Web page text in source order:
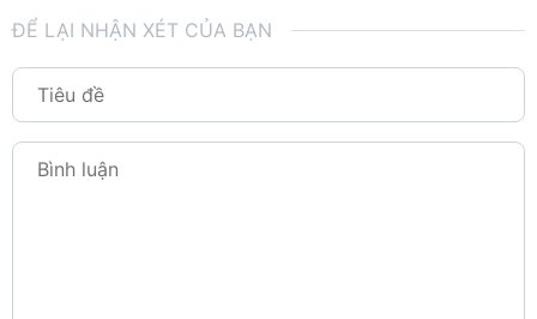
ĐỂ LẠI NHẬN XÉT CỦA BẠN